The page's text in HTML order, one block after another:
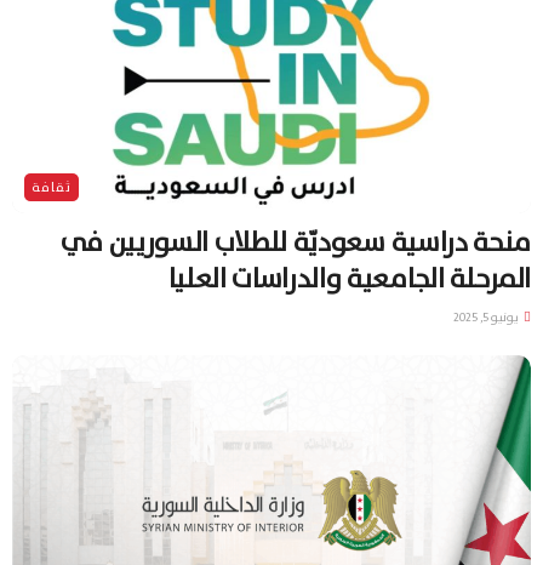
ثقافة
منحة دراسية سعوديّة للطلاب السوريين في
المرحلة الجامعية والدراسات العليا
يونيو 5, 2025